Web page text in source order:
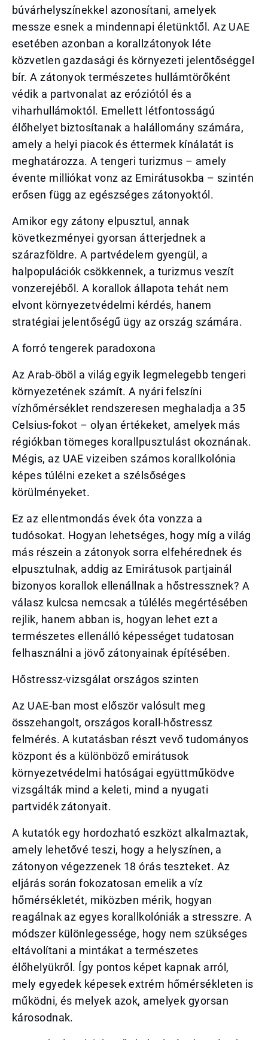
búvárhelyszínekkel azonosítani, amelyek
messze esnek a mindennapi életünktől. Az UAE
esetében azonban a korallzátonyok léte
közvetlen gazdasági és környezeti jelentőséggel
bír. A zátonyok természetes hullámtörőként
védik a partvonalat az eróziótól és a
viharhullámoktól. Emellett létfontosságú
élőhelyet biztosítanak a halállomány számára,
amely a helyi piacok és éttermek kínálatát is
meghatározza. A tengeri turizmus – amely
évente milliókat vonz az Emirátusokba – szintén
erősen függ az egészséges zátonyoktól.
Amikor egy zátony elpusztul, annak
következményei gyorsan átterjednek a
szárazföldre. A partvédelem gyengül, a
halpopulációk csökkennek, a turizmus veszít
vonzerejéből. A korallok állapota tehát nem
elvont környezetvédelmi kérdés, hanem
stratégiai jelentőségű ügy az ország számára.
A forró tengerek paradoxona
Az Arab-öböl a világ egyik legmelegebb tengeri
környezetének számít. A nyári felszíni
vízhőmérséklet rendszeresen meghaladja a 35
Celsius-fokot – olyan értékeket, amelyek más
régiókban tömeges korallpusztulást okoznának.
Mégis, az UAE vizeiben számos korallkolónia
képes túlélni ezeket a szélsőséges
körülményeket.
Ez az ellentmondás évek óta vonzza a
tudósokat. Hogyan lehetséges, hogy míg a világ
más részein a zátonyok sorra elfehérednek és
elpusztulnak, addig az Emirátusok partjainál
bizonyos korallok ellenállnak a hőstressznek? A
válasz kulcsa nemcsak a túlélés megértésében
rejlik, hanem abban is, hogyan lehet ezt a
természetes ellenálló képességet tudatosan
felhasználni a jövő zátonyainak építésében.
Hőstressz-vizsgálat országos szinten
Az UAE-ban most először valósult meg
összehangolt, országos korall-hőstressz
felmérés. A kutatásban részt vevő tudományos
központ és a különböző emirátusok
környezetvédelmi hatóságai együttműködve
vizsgálták mind a keleti, mind a nyugati
partvidék zátonyait.
A kutatók egy hordozható eszközt alkalmaztak,
amely lehetővé teszi, hogy a helyszínen, a
zátonyon végezzenek 18 órás teszteket. Az
eljárás során fokozatosan emelik a víz
hőmérsékletét, miközben mérik, hogyan
reagálnak az egyes korallkolóniák a stresszre. A
módszer különlegessége, hogy nem szükséges
eltávolítani a mintákat a természetes
élőhelyükről. Így pontos képet kapnak arról,
mely egyedek képesek extrém hőmérsékleten is
működni, és melyek azok, amelyek gyorsan
károsodnak.